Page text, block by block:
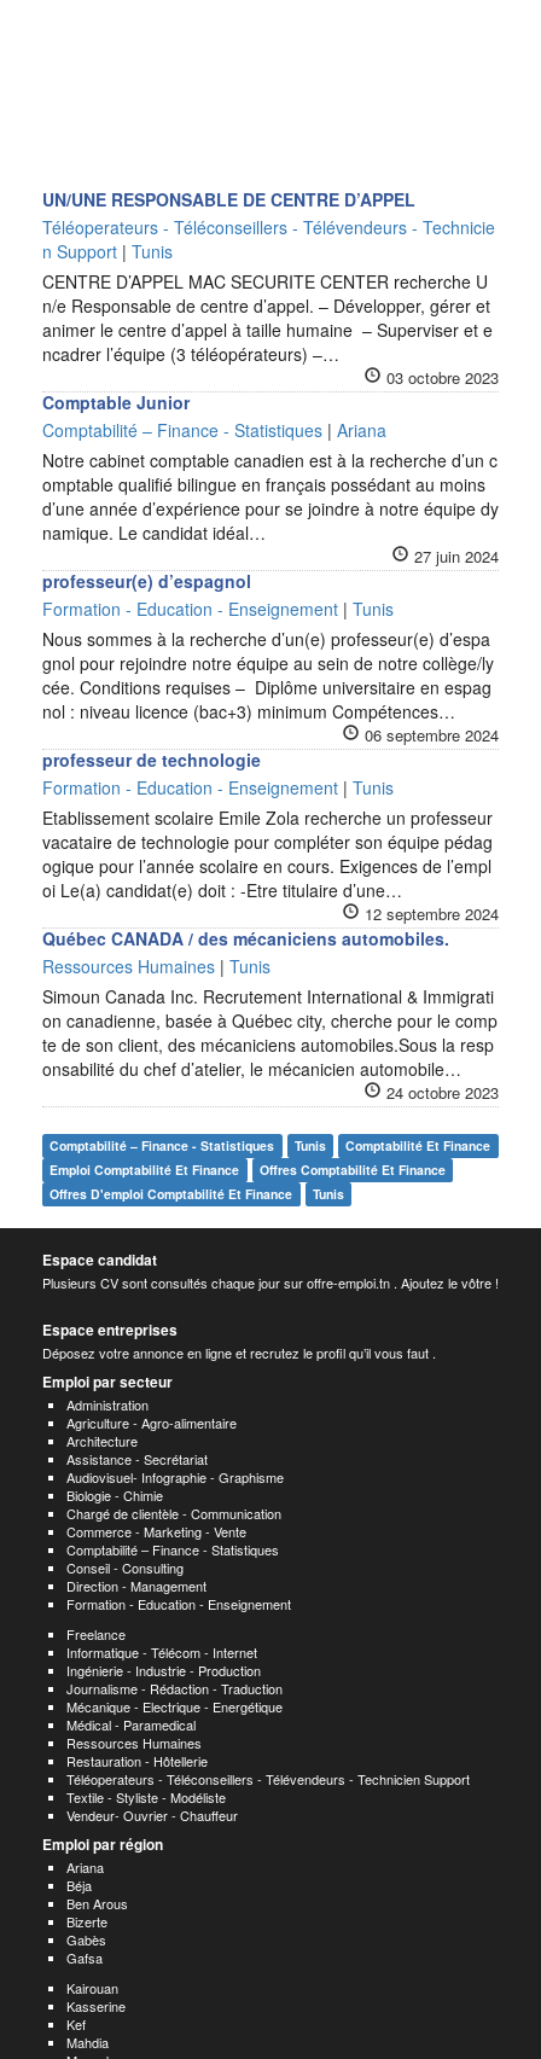
UN/UNE RESPONSABLE DE CENTRE D’APPEL
Téléoperateurs - Téléconseillers - Télévendeurs - Technicie
n Support | Tunis
CENTRE D’APPEL MAC SECURITE CENTER recherche U
n/e Responsable de centre d’appel. – Développer, gérer et
animer le centre d’appel à taille humaine – Superviser et e
ncadrer l’équipe (3 téléopérateurs) –…
03 octobre 2023
Comptable Junior
Comptabilité – Finance - Statistiques | Ariana
Notre cabinet comptable canadien est à la recherche d’un c
omptable qualifié bilingue en français possédant au moins
d’une année d’expérience pour se joindre à notre équipe dy
namique. Le candidat idéal…
27 juin 2024
professeur(e) d’espagnol
Formation - Education - Enseignement | Tunis
Nous sommes à la recherche d’un(e) professeur(e) d’espa
gnol pour rejoindre notre équipe au sein de notre collège/ly
cée. Conditions requises – Diplôme universitaire en espag
nol : niveau licence (bac+3) minimum Compétences…
06 septembre 2024
professeur de technologie
Formation - Education - Enseignement | Tunis
Etablissement scolaire Emile Zola recherche un professeur
vacataire de technologie pour compléter son équipe pédag
ogique pour l’année scolaire en cours. Exigences de l’empl
oi Le(a) candidat(e) doit : -Etre titulaire d’une…
12 septembre 2024
Québec CANADA / des mécaniciens automobiles.
Ressources Humaines | Tunis
Simoun Canada Inc. Recrutement International & Immigrati
on canadienne, basée à Québec city, cherche pour le comp
te de son client, des mécaniciens automobiles.Sous la resp
onsabilité du chef d’atelier, le mécanicien automobile…
24 octobre 2023
Comptabilité – Finance - Statistiques Tunis
Comptabilité Et Finance
Emploi Comptabilité Et Finance
Offres Comptabilité Et Finance
Offres D'emploi Comptabilité Et Finance
Tunis
Espace candidat
Plusieurs CV sont consultés chaque jour sur offre-emploi.tn . Ajoutez le vôtre !
Espace entreprises
Déposez votre annonce en ligne et recrutez le profil qu’il vous faut .
Emploi par secteur
Administration
Agriculture - Agro-alimentaire
Architecture
Assistance - Secrétariat
Audiovisuel- Infographie - Graphisme
Biologie - Chimie
Chargé de clientèle - Communication
Commerce - Marketing - Vente
Comptabilité – Finance - Statistiques
Conseil - Consulting
Direction - Management
Formation - Education - Enseignement
Freelance
Informatique - Télécom - Internet
Ingénierie - Industrie - Production
Journalisme - Rédaction - Traduction
Mécanique - Electrique - Energétique
Médical - Paramedical
Ressources Humaines
Restauration - Hôtellerie
Téléoperateurs - Téléconseillers - Télévendeurs - Technicien Support
Textile - Styliste - Modéliste
Vendeur- Ouvrier - Chauffeur
Emploi par région
Ariana
Béja
Ben Arous
Bizerte
Gabès
Gafsa
Kairouan
Kasserine
Kef
Mahdia